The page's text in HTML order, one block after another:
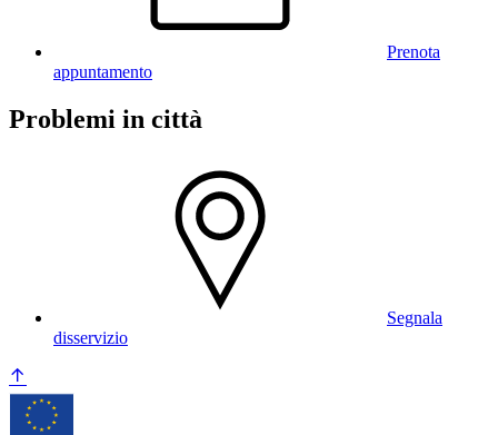
Prenota
appuntamento
Problemi in città
Segnala
disservizio